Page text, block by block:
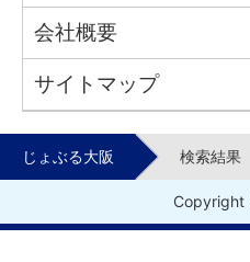
会社概要
サイトマップ
じょぶる大阪 検索結果
Copyright